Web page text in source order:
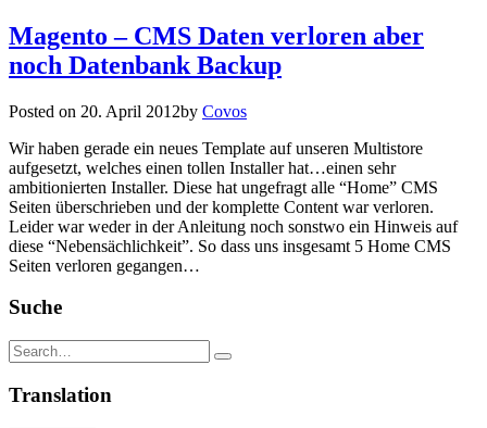
Magento – CMS Daten verloren aber
noch Datenbank Backup
Posted on 20. April 2012by Covos
Wir haben gerade ein neues Template auf unseren Multistore
aufgesetzt, welches einen tollen Installer hat…einen sehr
ambitionierten Installer. Diese hat ungefragt alle “Home” CMS
Seiten überschrieben und der komplette Content war verloren.
Leider war weder in der Anleitung noch sonstwo ein Hinweis auf
diese “Nebensächlichkeit”. So dass uns insgesamt 5 Home CMS
Seiten verloren gegangen…
Suche
Translation